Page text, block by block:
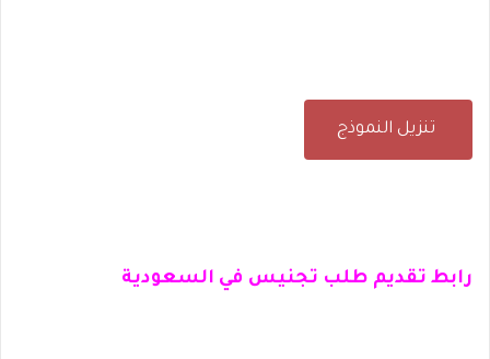
تنزيل النموذج
رابط تقديم طلب تجنيس في السعودية